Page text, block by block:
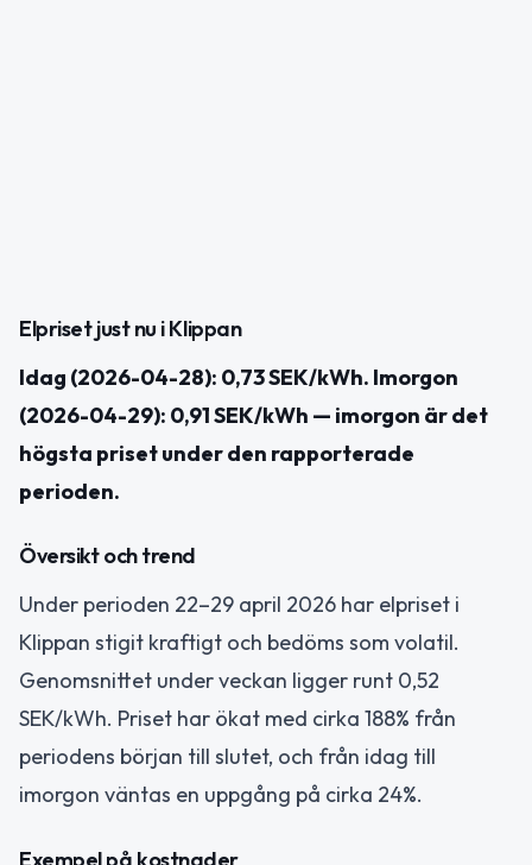
Elpriset just nu i Klippan
Idag (2026-04-28): 0,73 SEK/kWh. Imorgon
(2026-04-29): 0,91 SEK/kWh — imorgon är det
högsta priset under den rapporterade
perioden.
Översikt och trend
Under perioden 22–29 april 2026 har elpriset i
Klippan stigit kraftigt och bedöms som volatil.
Genomsnittet under veckan ligger runt 0,52
SEK/kWh. Priset har ökat med cirka 188% från
periodens början till slutet, och från idag till
imorgon väntas en uppgång på cirka 24%.
Exempel på kostnader